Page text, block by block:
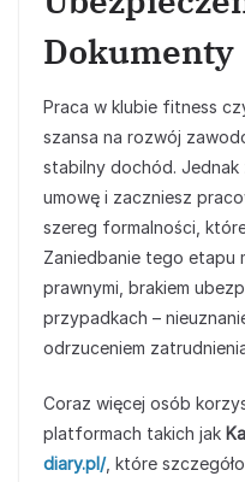
Dokumenty
Praca w klubie fitness
szansa na rozwój
stabilny dochód. Jednak
umowę i zaczniesz
szereg formalności,
Zaniedbanie tego etapu
prawnymi, brakiem
przypadkach –
odrzuceniem
Coraz więcej osób
platformach takich jak
diary.pl/, które